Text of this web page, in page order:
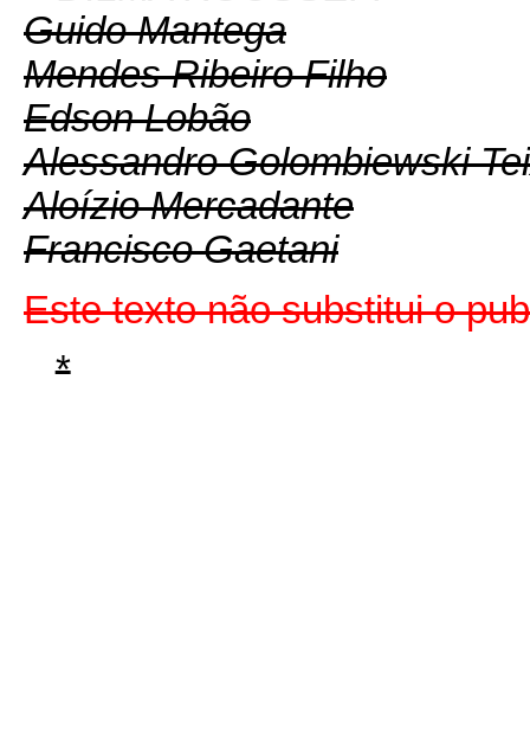
Guido Mantega
Mendes Ribeiro Filho
Edson Lobão
Alessandro Golombiewski
Aloízio Mercadante
Francisco Gaetani
Este texto não substitui o
*